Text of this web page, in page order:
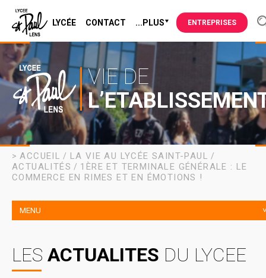
LYCÉE CONTACT ...PLUS ENTREPRISES
VIE DE
ACCUEIL
LA VIE AU LYCÉE SAINT-PAUL
ACTUALITÉS
1ÈRE ET TERMINALE GÉNÉRALE : LE
COMMERCE EN RIMES ET EN ÉMOTIONS !
MENU
LES ACTUALITES DU LYCEE